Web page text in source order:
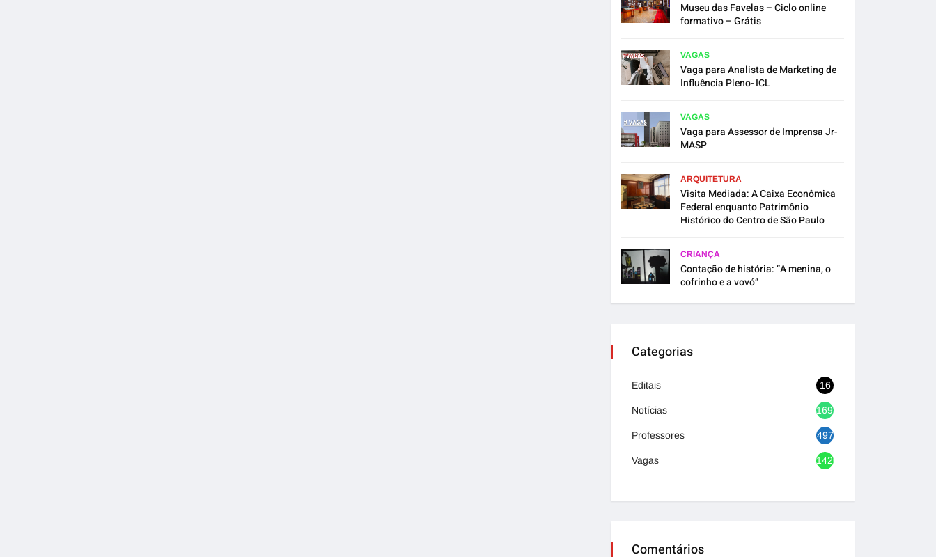
Museu das Favelas – Ciclo online
formativo – Grátis
VAGAS
Vaga para Analista de Marketing de
Influência Pleno- ICL
VAGAS
Vaga para Assessor de Imprensa Jr-
MASP
ARQUITETURA
Visita Mediada: A Caixa Econômica
Federal enquanto Patrimônio
Histórico do Centro de São Paulo
CRIANÇA
Contação de história: “A menina, o
cofrinho e a vovó”
Categorias
Editais 16
Notícias 1692
Professores 497
Vagas 1420
Comentários